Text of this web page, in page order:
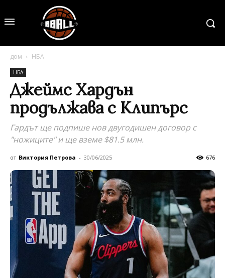
дом НБА
НБА
Джеймс Хардън
продължава с Клипърс
Гардът ще подпише нов двугодишен договор с
"ножиците" и ще вземе $81.5 млн.
от Виктория Петрова - 30/06/2025 676